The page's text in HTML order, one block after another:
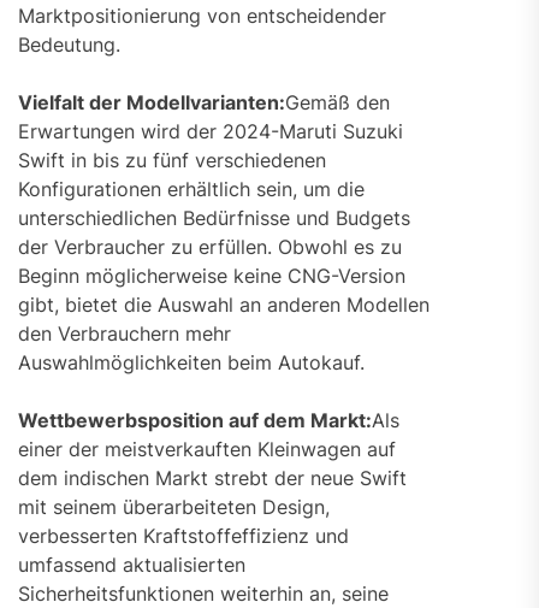
Marktpositionierung von entscheidender
Bedeutung.
Vielfalt der Modellvarianten:Gemäß den
Erwartungen wird der 2024-Maruti Suzuki
Swift in bis zu fünf verschiedenen
Konfigurationen erhältlich sein, um die
unterschiedlichen Bedürfnisse und Budgets
der Verbraucher zu erfüllen. Obwohl es zu
Beginn möglicherweise keine CNG-Version
gibt, bietet die Auswahl an anderen Modellen
den Verbrauchern mehr
Auswahlmöglichkeiten beim Autokauf.
Wettbewerbsposition auf dem Markt:Als
einer der meistverkauften Kleinwagen auf
dem indischen Markt strebt der neue Swift
mit seinem überarbeiteten Design,
verbesserten Kraftstoffeffizienz und
umfassend aktualisierten
Sicherheitsfunktionen weiterhin an, seine